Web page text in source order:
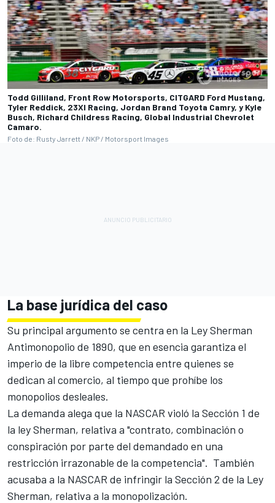
Todd Gilliland, Front Row Motorsports, CITGARD Ford Mustang,
Tyler Reddick, 23XI Racing, Jordan Brand Toyota Camry, y Kyle
Busch, Richard Childress Racing, Global Industrial Chevrolet
Camaro.
Foto de: Rusty Jarrett / NKP / Motorsport Images
La base jurídica del caso
Su principal argumento se centra en la Ley Sherman
Antimonopolio de 1890, que en esencia garantiza el
imperio de la libre competencia entre quienes se
dedican al comercio, al tiempo que prohíbe los
monopolios desleales.
La demanda alega que la NASCAR violó la Sección 1 de
la ley Sherman, relativa a "contrato, combinación o
conspiración por parte del demandado en una
restricción irrazonable de la competencia". También
acusaba a la NASCAR de infringir la Sección 2 de la Ley
Sherman, relativa a la monopolización.